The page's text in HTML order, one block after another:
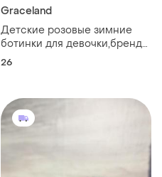
Graceland
Детские розовые зимние
ботинки для девочки,бренд
грейсленд, 26 размер
26